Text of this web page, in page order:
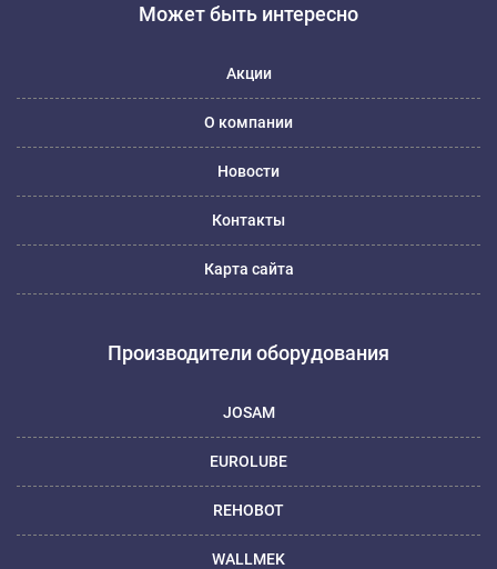
Может быть интересно
Акции
О компании
Новости
Контакты
Карта сайта
Производители оборудования
JOSAM
EUROLUBE
REHOBOT
WALLMEK